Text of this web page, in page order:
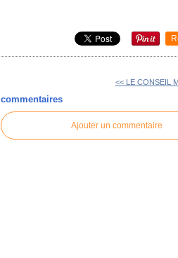
<< LE CONSEIL
commentaires
Ajouter un commentaire